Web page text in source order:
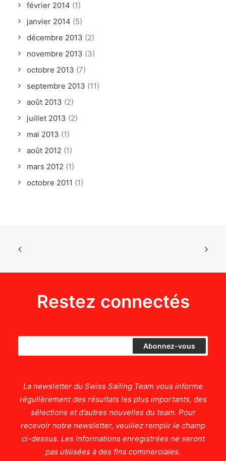
février 2014 (1)
janvier 2014 (5)
décembre 2013 (2)
novembre 2013 (3)
octobre 2013 (7)
septembre 2013 (11)
août 2013 (2)
juillet 2013 (2)
mai 2013 (1)
août 2012 (1)
mars 2012 (1)
octobre 2011 (1)
Restez connectés
La newsletter du Swiss Sailing Team vous informe
régulièrement des résultats les plus importants, des
sélections et d’autres nouvelles du team. Pour
recevoir notre newsletter, veuillez remplir le champ
ci-dessus. Les informations enregistrées ne seront
pas utilisées à des fins commerciales.